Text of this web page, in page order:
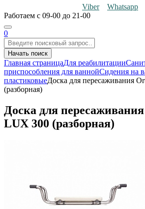
Viber
Whatsapp
Работаем с 09-00 до 21-00
0
Начать поиск
Главная страницаДля реабилитации
приспособления для ваннойСидения на
пластиковыеДоска для пересаживания
(разборная)
Доска для
LUX 300 (разборная)